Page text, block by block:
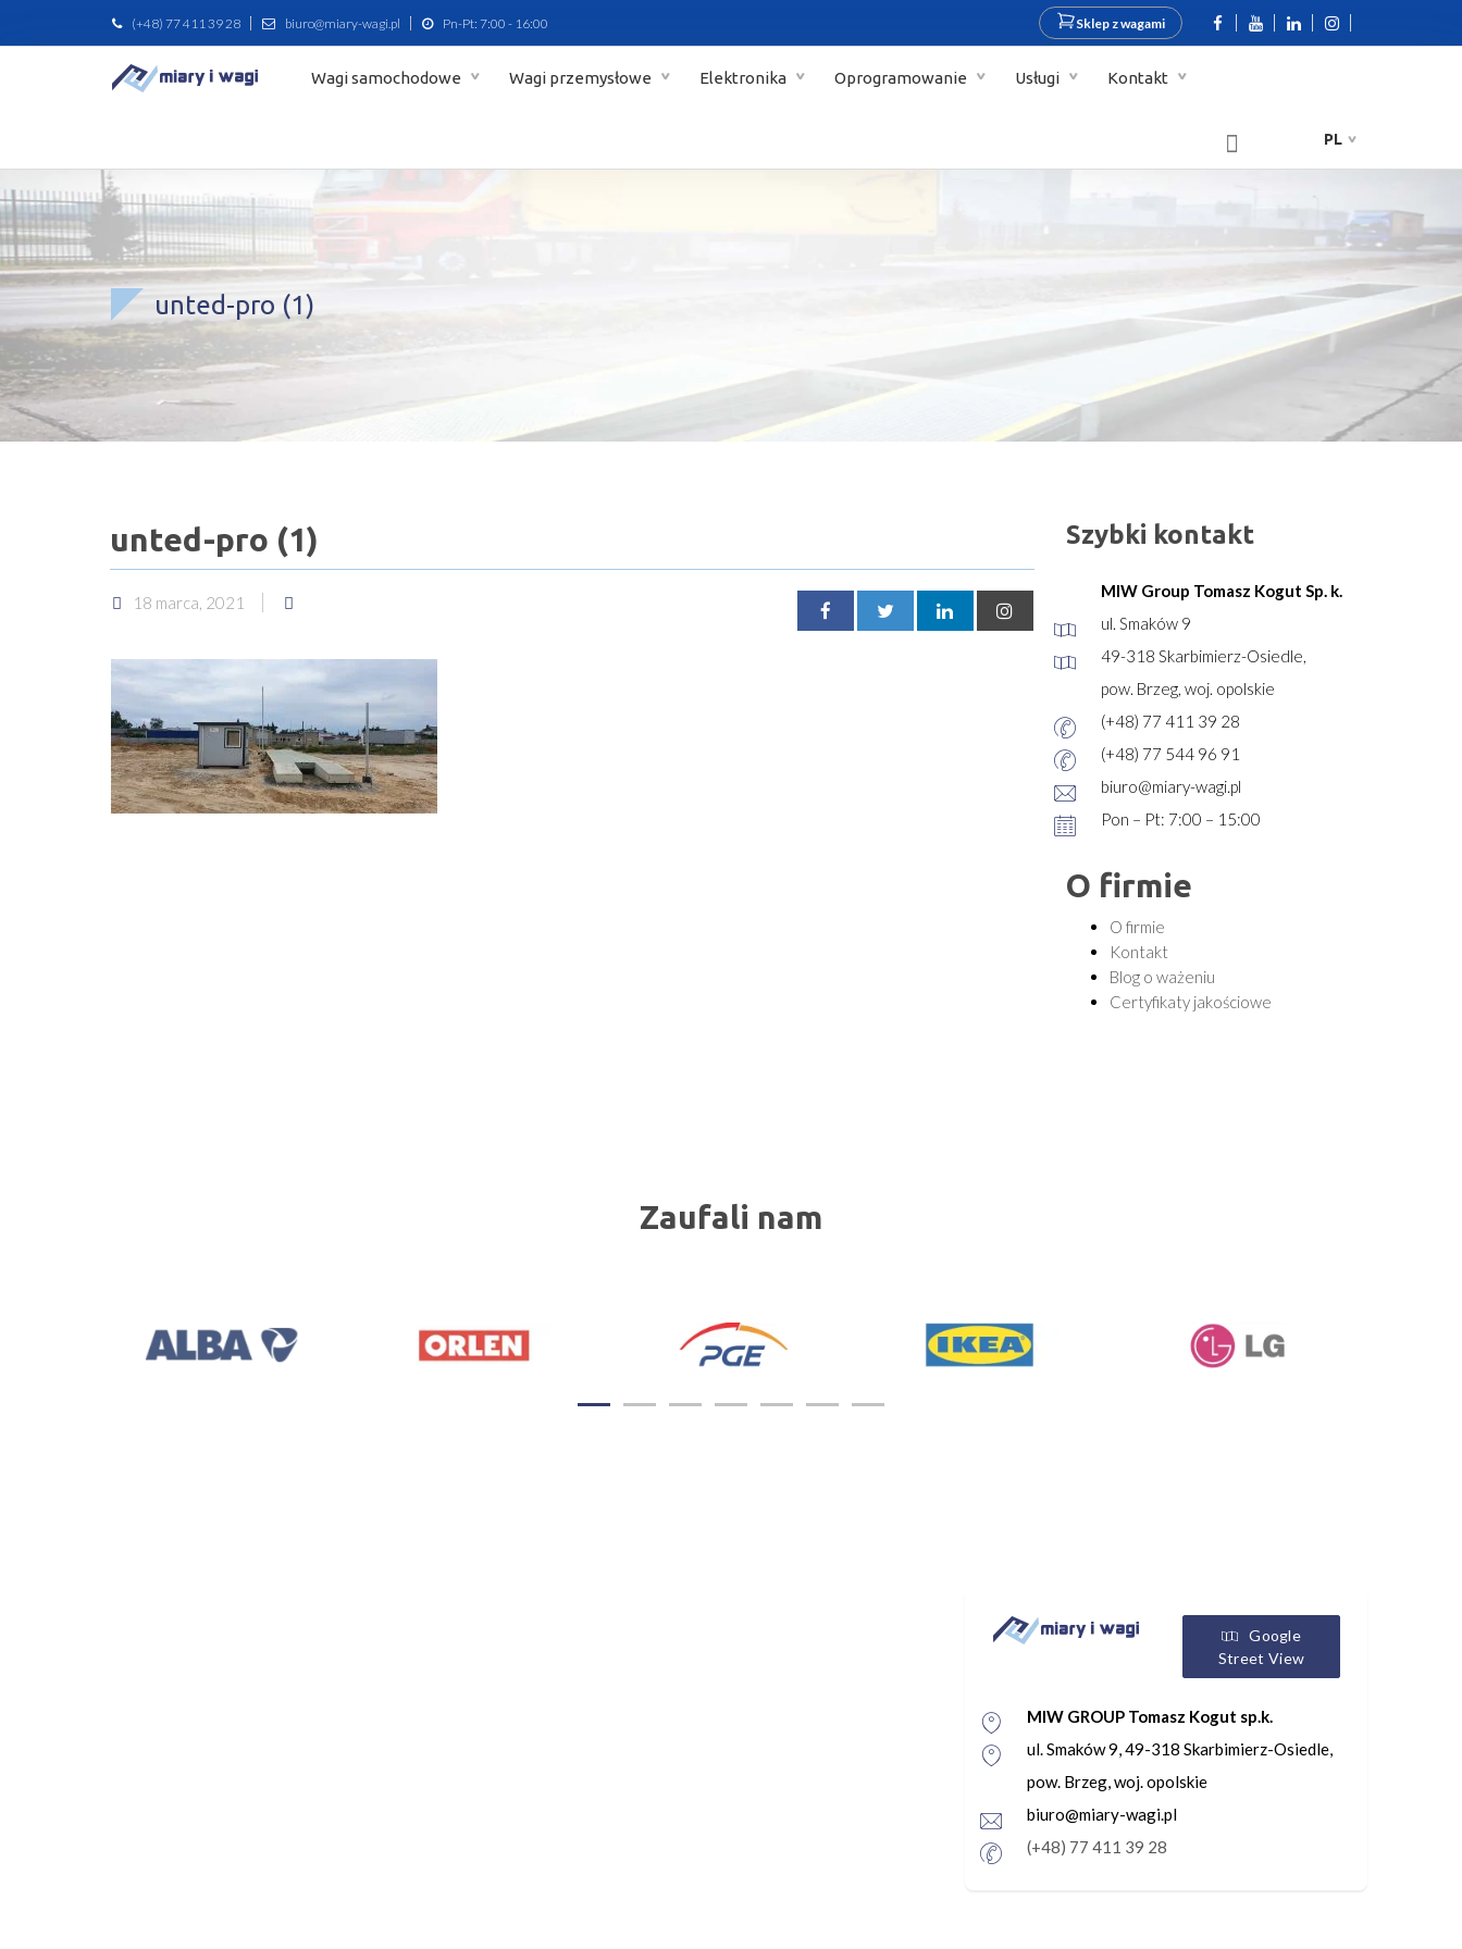
(+48) 77 411 39 28 biuro@miary-wagi.pl Pn-Pt: 7:00 - 16:00 Sklep z wagami
Wagi samochodowe Wagi przemysłowe Elektronika Oprogramowanie Usługi Kontakt
PL
unted-pro (1)
unted-pro (1)
18 marca, 2021
Szybki kontakt
MIW Group Tomasz Kogut Sp. k.
ul. Smaków 9
49-318 Skarbimierz-Osiedle,
pow. Brzeg, woj. opolskie
(+48) 77 411 39 28
(+48) 77 544 96 91
biuro@miary-wagi.pl
Pon – Pt: 7:00 – 15:00
O firmie
O firmie
Kontakt
Blog o ważeniu
Certyfikaty jakościowe
Zaufali nam
Google
Street View
MIW GROUP Tomasz Kogut sp.k.
ul. Smaków 9, 49-318 Skarbimierz-Osiedle,
pow. Brzeg, woj. opolskie
biuro@miary-wagi.pl
(+48) 77 411 39 28